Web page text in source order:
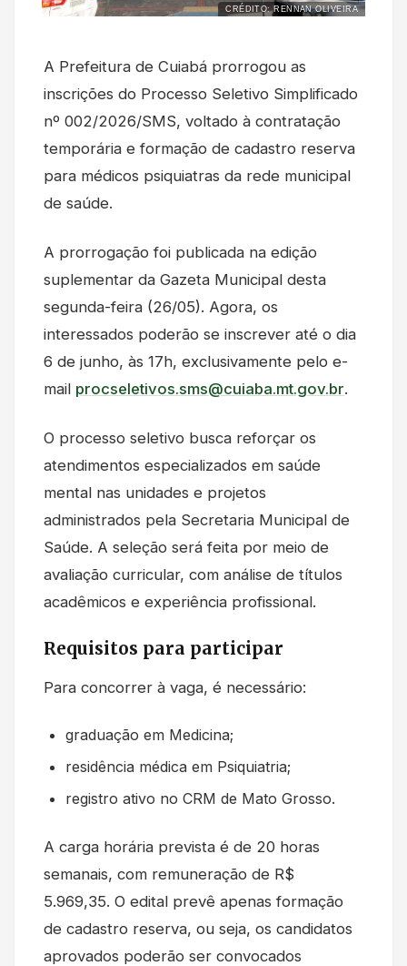
CRÉDITO: RENNAN OLIVEIRA
A Prefeitura de Cuiabá prorrogou as
inscrições do Processo Seletivo Simplificado
nº 002/2026/SMS, voltado à contratação
temporária e formação de cadastro reserva
para médicos psiquiatras da rede municipal
de saúde.
A prorrogação foi publicada na edição
suplementar da Gazeta Municipal desta
segunda-feira (26/05). Agora, os
interessados poderão se inscrever até o dia
6 de junho, às 17h, exclusivamente pelo e-
mail procseletivos.sms@cuiaba.mt.gov.br.
O processo seletivo busca reforçar os
atendimentos especializados em saúde
mental nas unidades e projetos
administrados pela Secretaria Municipal de
Saúde. A seleção será feita por meio de
avaliação curricular, com análise de títulos
acadêmicos e experiência profissional.
Requisitos para participar
Para concorrer à vaga, é necessário:
graduação em Medicina;
residência médica em Psiquiatria;
registro ativo no CRM de Mato Grosso.
A carga horária prevista é de 20 horas
semanais, com remuneração de R$
5.969,35. O edital prevê apenas formação
de cadastro reserva, ou seja, os candidatos
aprovados poderão ser convocados